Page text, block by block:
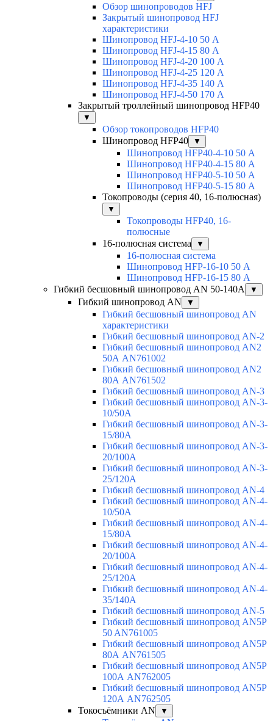
Обзор шинопроводов HFJ
Закрытый шинопровод HFJ
характеристики
Шинопровод HFJ-4-10 50 А
Шинопровод HFJ-4-15 80 А
Шинопровод HFJ-4-20 100 А
Шинопровод HFJ-4-25 120 А
Шинопровод HFJ-4-35 140 А
Шинопровод HFJ-4-50 170 А
Закрытый троллейный шинопровод HFP40
▼
Обзор токопроводов HFP40
Шинопровод HFP40
▼
Шинопровод HFP40-4-10 50 А
Шинопровод HFP40-4-15 80 А
Шинопровод HFP40-5-10 50 А
Шинопровод HFP40-5-15 80 А
Токопроводы (серия 40, 16-полюсная)
▼
Токопроводы HFP40, 16-
полюсные
16-полюсная система
▼
16-полюсная система
Шинопровод HFP-16-10 50 А
Шинопровод HFP-16-15 80 А
Гибкий бесшовный шинопровод AN 50-140А
▼
Гибкий шинопровод AN ▼
Гибкий бесшовный шинопровод AN
характеристики
Гибкий бесшовный шинопровод AN-2
Гибкий бесшовный шинопровод AN2
50А AN761002
Гибкий бесшовный шинопровод AN2
80А AN761502
Гибкий бесшовный шинопровод AN-3
Гибкий бесшовный шинопровод AN-3-
10/50A
Гибкий бесшовный шинопровод AN-3-
15/80A
Гибкий бесшовный шинопровод AN-3-
20/100A
Гибкий бесшовный шинопровод AN-3-
25/120A
Гибкий бесшовный шинопровод AN-4
Гибкий бесшовный шинопровод AN-4-
10/50A
Гибкий бесшовный шинопровод AN-4-
15/80A
Гибкий бесшовный шинопровод AN-4-
20/100A
Гибкий бесшовный шинопровод AN-4-
25/120A
Гибкий бесшовный шинопровод AN-4-
35/140A
Гибкий бесшовный шинопровод AN-5
Гибкий бесшовный шинопровод AN5P
50 AN761005
Гибкий бесшовный шинопровод AN5P
80А AN761505
Гибкий бесшовный шинопровод AN5P
100А AN762005
Гибкий бесшовный шинопровод AN5P
120А AN762505
Токосъёмники AN
▼